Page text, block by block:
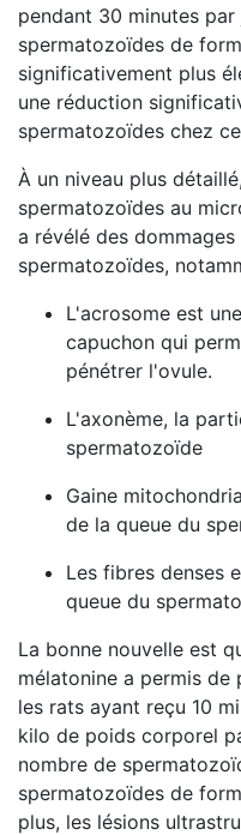
pendant 30 minutes
spermatozoïdes de
significativement plus
une réduction
spermatozoïdes chez
À un niveau plus
spermatozoïdes au
a révélé des
spermatozoïdes,
L'acrosome est
capuchon qui
pénétrer l'ovule.
L'axonème, la
spermatozoïde
Gaine
de la queue du
Les fibres denses
queue du
La bonne nouvelle est
mélatonine a permis de
les rats ayant reçu 10
kilo de poids corporel
nombre de
spermatozoïdes de
plus, les lésions